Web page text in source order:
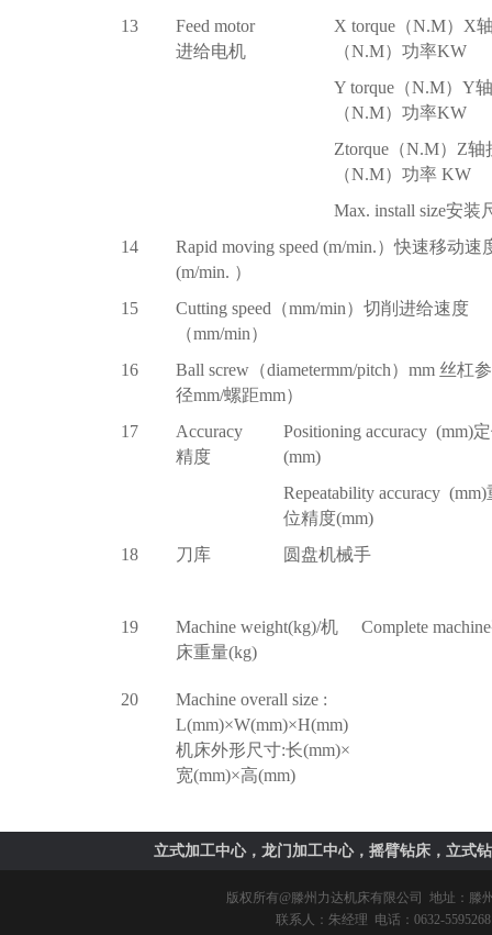
13
Feed motor
进给电机
X torque （N.M）X
（N.M）功率KW
Y torque （N.M）Y
（N.M）功率KW
Ztorque （N.M）Z轴
（N.M）功率 KW
Max. install size安装
14
Rapid moving speed (m/min.）快速移动速
(m/min. ）
15
Cutting speed （mm/min）切削进给速度
（mm/min）
16
Ball screw （diametermm/pitch）mm 丝杠
径mm/螺距mm）
17
Accuracy
精度
Positioning accuracy (mm)
(mm)
Repeatability accuracy (mm)
位精度(mm)
18
刀库 圆盘机械手
19 Machine weight(kg)/机
床重量(kg)
Complete machine
20
Machine overall size :
L(mm)×W(mm)×H(mm)
机床外形尺寸:长(mm)×
宽(mm)×高(mm)
立式加工中心，龙门加工中心，摇臂钻床，立式
版权所有@滕州力达机床有限公司
地址：滕
联系人：朱经理 电话：0632-